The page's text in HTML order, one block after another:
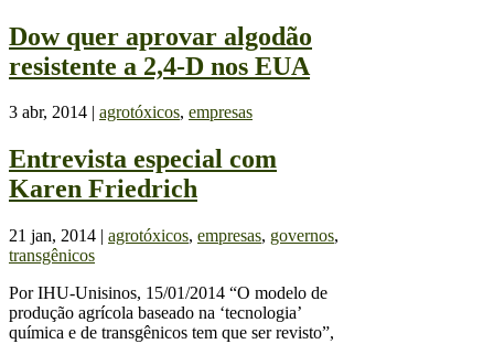
Dow quer aprovar algodão
resistente a 2,4-D nos EUA
3 abr, 2014 | agrotóxicos, empresas
Entrevista especial com
Karen Friedrich
21 jan, 2014 | agrotóxicos, empresas, governos,
transgênicos
Por IHU-Unisinos, 15/01/2014 “O modelo de
produção agrícola baseado na ‘tecnologia’
química e de transgênicos tem que ser revisto”,